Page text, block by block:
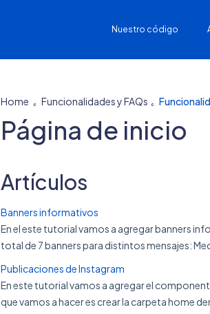
Nuestro código
Home Funcionalidades y FAQs
Página de inicio
Artículos
Banners informativos
En el este tutorial vamos a agregar banners
total de 7 banners para distintos mensajes:
Publicaciones de Instagram
En este tutorial vamos a agregar el
que vamos a hacer es crear la carpeta home